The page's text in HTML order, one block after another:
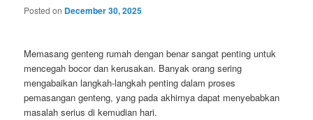
Posted on December 30, 2025
Memasang genteng rumah dengan benar sangat penting untuk
mencegah bocor dan kerusakan. Banyak orang sering
mengabaikan langkah-langkah penting dalam proses
pemasangan genteng, yang pada akhirnya dapat menyebabkan
masalah serius di kemudian hari.